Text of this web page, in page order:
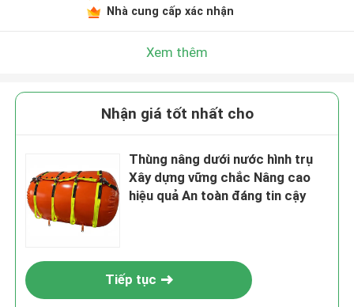
Nhà cung cấp xác nhận
Xem thêm
Nhận giá tốt nhất cho
Thùng nâng dưới nước hình trụ
Xây dựng vững chắc Nâng cao
hiệu quả An toàn đáng tin cậy
Tiếp tục